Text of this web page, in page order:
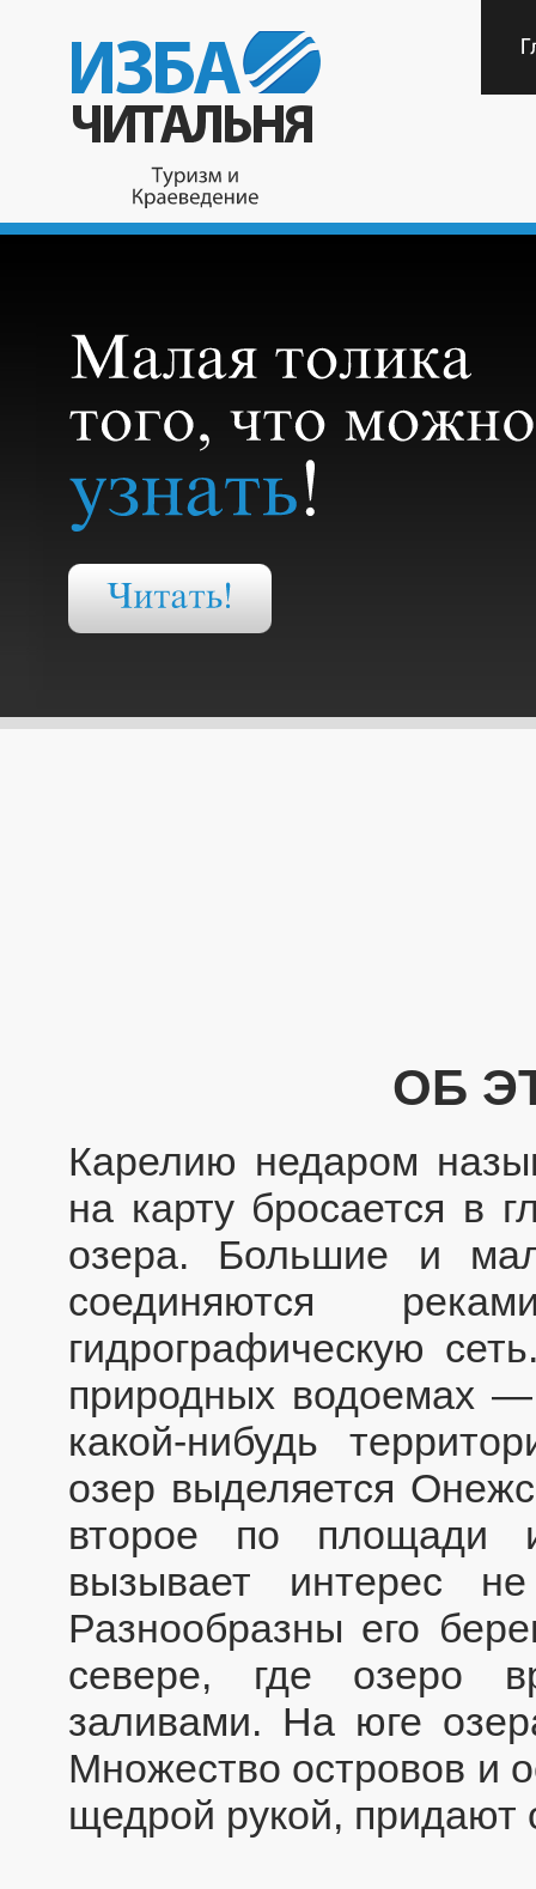
ОБ
Карелию недаром
на карту бросается в
озера. Большие и
соединяются
гидрографическую
природных водоемах
какой-нибудь
озер выделяется
второе по площади
вызывает интерес
Разнообразны его
севере, где озеро
заливами. На юге
Множество островов и
щедрой рукой, придают